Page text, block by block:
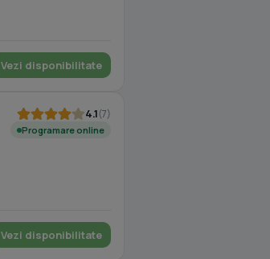
Vezi disponibilitate
4.1(7)
Programare online
Vezi disponibilitate